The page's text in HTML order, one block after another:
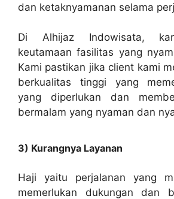
dan ketaknyamanan selama
Di Alhijaz Indowisata,
keutamaan fasilitas yang
Kami pastikan jika client kami
berkualitas tinggi yang
yang diperlukan dan
bermalam yang nyaman dan
3) Kurangnya Layanan
Haji yaitu perjalanan yang
memerlukan dukungan dan